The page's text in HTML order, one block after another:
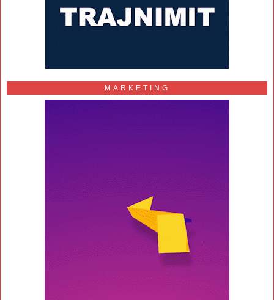
MARKETING